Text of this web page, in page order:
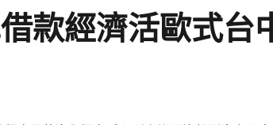
款經濟活歐式台